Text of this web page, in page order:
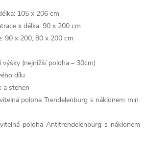
105 x 206 cm
x délka: 90 x 200 cm
90 x 200, 80 x 200 cm
výšky (nejnižší poloha – 30cm)
dílu
a stehen
poloha Trendelenburg s náklonem min.
poloha Antitrendelenburg s náklonem